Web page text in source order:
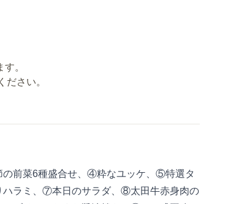
。
ださい。
前菜6種盛合せ、④粋なユッケ、⑤特選タ
ハラミ、⑦本日のサラダ、⑧太田牛赤身肉の